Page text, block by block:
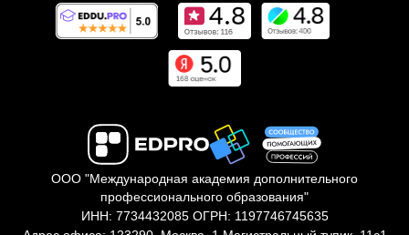
ООО "Международная академия дополнительного
профессионального образования"
ИНН: 7734432085 ОГРН: 1197746745635